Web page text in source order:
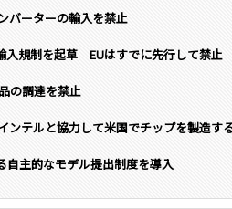
バーターの輸入を禁止
入規制を起草 EUはすでに先行して禁止
の調達を禁止
ンテルと協力して米国でチップを製造す
自主的なモデル提出制度を導入